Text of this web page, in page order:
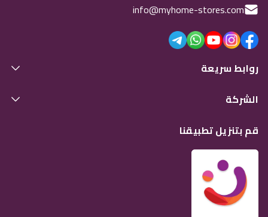
info@myhome-stores.com
روابط سريعة
الشركة
قم بتنزيل تطبيقنا